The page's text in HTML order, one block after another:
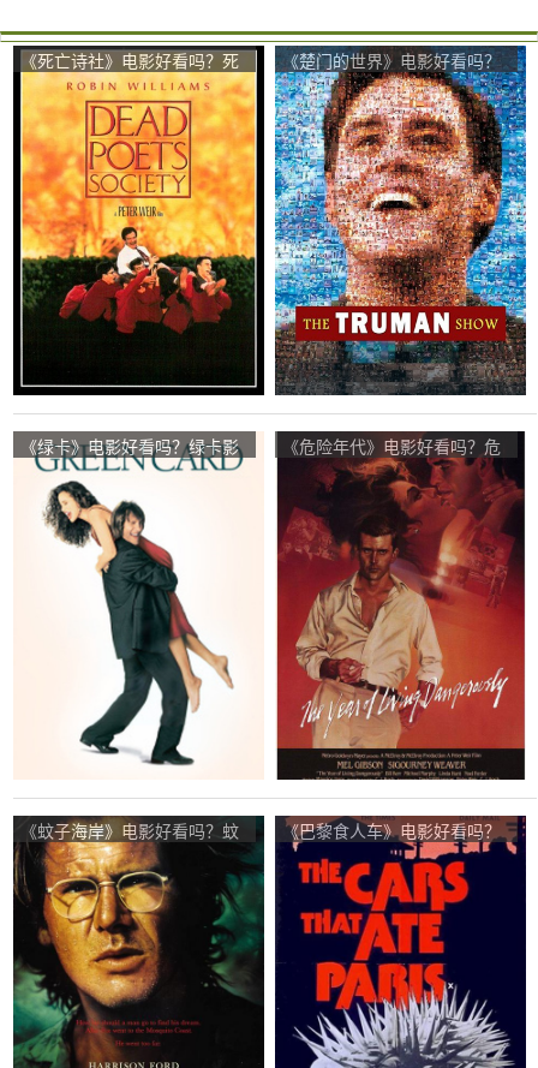
《死亡诗社》电影好看吗？死
亡诗社影评及简介
《楚门的世界》电影好看吗？
楚门的世界影评及简介
《绿卡》电影好看吗？绿卡影
评及简介
《危险年代》电影好看吗？危
险年代影评及简介
《蚊子海岸》电影好看吗？蚊
子海岸影评及简介
《巴黎食人车》电影好看吗？
巴黎食人车影评及简介